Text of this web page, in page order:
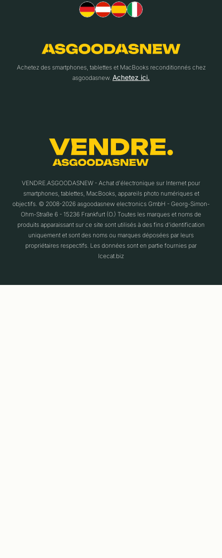
Achetez des smartphones, tablettes et MacBooks reconditionnés chez
asgoodasnew. Achetez ici.
VENDRE.ASGOODASNEW - Achat d'électronique sur Internet pour
smartphones, tablettes, MacBooks, appareils photo numériques et
objectifs. © 2008-2026 asgoodasnew electronics GmbH - Georg-Simon-
Ohm-Straße 6 - 15236 Frankfurt (O.) Toutes les marques et noms de
produits apparaissant sur ce site sont utilisés à des fins d'identification
uniquement et sont des noms ou marques déposées par leurs
propriétaires respectifs. Les données sont en partie fournies par
Icecat.biz